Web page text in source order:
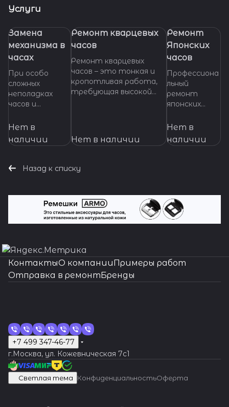
Услуги
Замена
механизма в
часах
При особо
сложных
неполадках
часов и
произвести
основных узлов
требуется
часов. Мы
помощь даже в
сложных
ситуациях.
Нет в
наличии
Ремонт кварцевых
часов
Ремонт кварцевых
часов – это тонкая и
кропотливая работа,
требующая высокой
нуждаются в ремонте,
которые смогут точно
проблему и предложить
эффективное решение.
Нет в наличии
Ремонт
Японских
часов
Профессиона
льный
ремонт
японских
сложности.
качество
все виды
услуг.
Доверьте
свои часы
Нет в
наличии
Назад к списку
КонтактыО компанииПримеры работ
Отправка в ремонтБренды
+7 499 347-46-77
г.Москва, ул. Кожевническая 7c1
Светлая тема КонфиденциальностьОферта